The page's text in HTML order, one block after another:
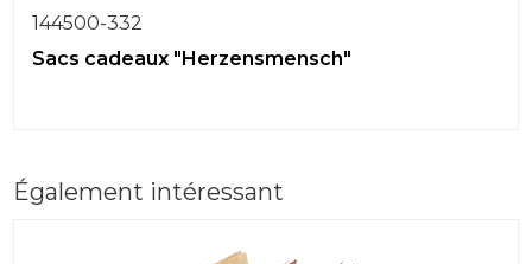
144500-332
Sacs cadeaux "Herzensmensch"
Également intéressant